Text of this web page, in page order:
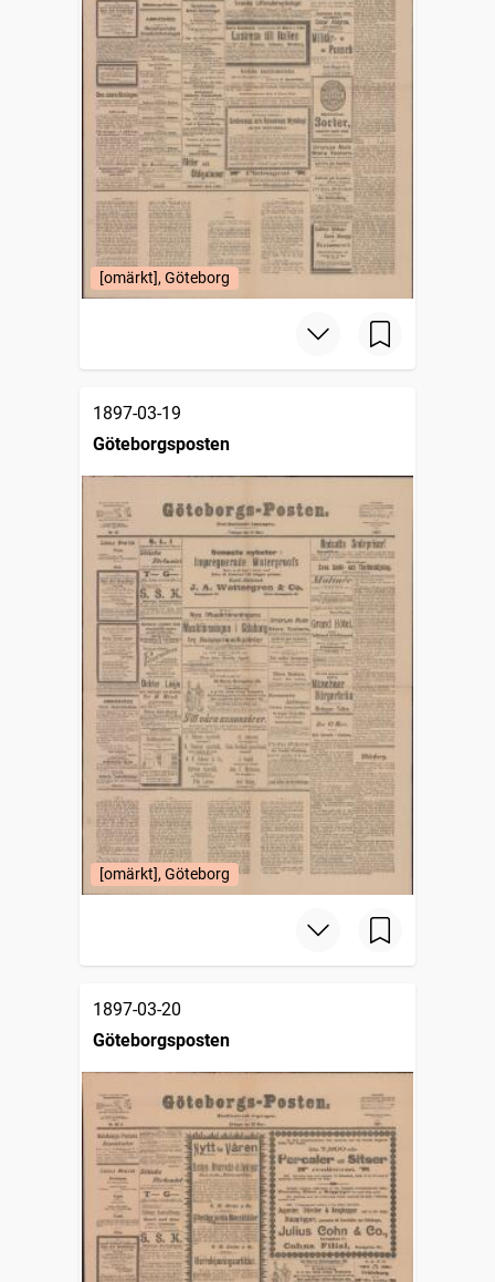
[omärkt], Göteborg
1897-03-19
Göteborgsposten
[omärkt], Göteborg
1897-03-20
Göteborgsposten